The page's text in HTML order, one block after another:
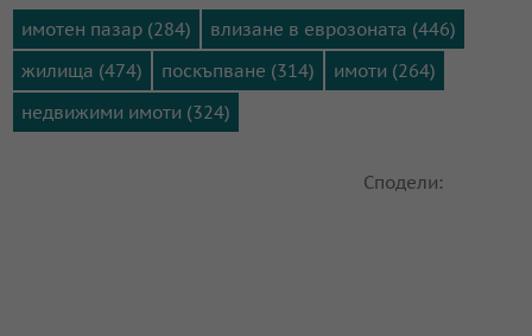
имотен пазар (284)
влизане в еврозоната (446)
жилища (474)
поскъпване (314)
имоти (264)
недвижими имоти (324)
Сподели: